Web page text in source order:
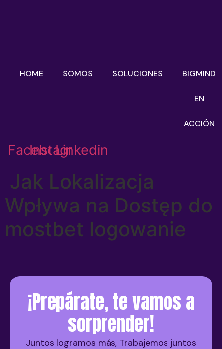
HOME SOMOS SOLUCIONES BIGMIND
EN
ACCIÓN
Facebook
Instagram
Linkedin
Jak Lokalizacja
Wpływa na Dostęp do
mostbet logowanie
¡Prepárate, te vamos a
sorprender!
Juntos logramos más, Trabajemos juntos